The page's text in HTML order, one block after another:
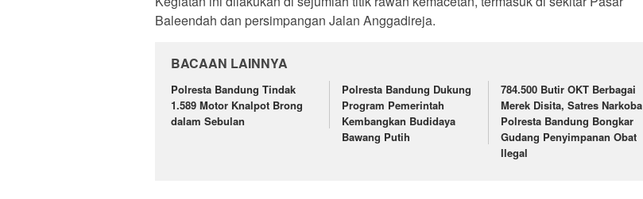
Baleendah dan persimpangan Jalan Anggadireja.
BACAAN LAINNYA
Polresta Bandung Tindak
1.589 Motor Knalpot Brong
dalam Sebulan
Polresta Bandung Dukung
Program Pemerintah
Kembangkan Budidaya
Bawang Putih
784.500 Butir OKT Berbagai
Merek Disita, Satres Narkoba
Polresta Bandung Bongkar
Gudang Penyimpanan Obat
Ilegal